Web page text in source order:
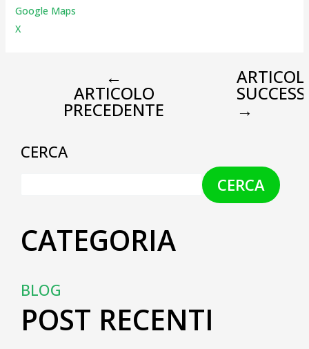
Google Maps
X
←
ARTICOLO
PRECEDENTE →
CERCA
CERCA
CATEGORIA
BLOG
POST RECENTI